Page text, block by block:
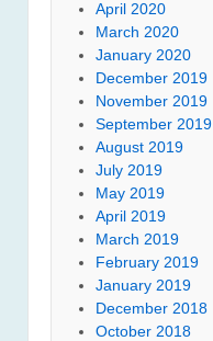
April 2020
March 2020
January 2020
December 2019
November 2019
September 2019
August 2019
July 2019
May 2019
April 2019
March 2019
February 2019
January 2019
December 2018
October 2018